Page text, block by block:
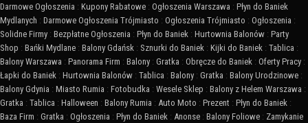
Darmowe Ogłoszenia : Kupony Rabatowe : Ogłoszenia Warszawa : Płyn do Baniek
Mydlanych : Darmowe Ogłoszenia Trójmiasto : Ogłoszenia Trójmiasto : Ogłoszenia :
Solidne Firmy : Bezpłatne Ogłoszenia : Płyn do Baniek : Hurtownia Balonów : Party
Shop : Bańki Mydlane : Balony Gdańsk : Sznurki do Baniek : Kijki do Baniek : Tablica :
Balony Warszawa : Panorama Firm : Balony : Gratka : Obręcze do Baniek : Oferty Pracy :
Łapki do Baniek : Hurtownia Balonów : Tablica : Balony : Gratka : Balony Urodzinowe :
Balony Gdynia : Miasto Rumia : Fotobudka : Wesele Sklep : Balony z Helem Warszawa :
Gratka : Tablica : Halloween : Balony Rumia : Auto Moto : Prezent : Płyn do Baniek :
Baza Firm : Gratka : Ogłoszenia : Płyn do Baniek : Anonse : Balony Foliowe : Zamykanie